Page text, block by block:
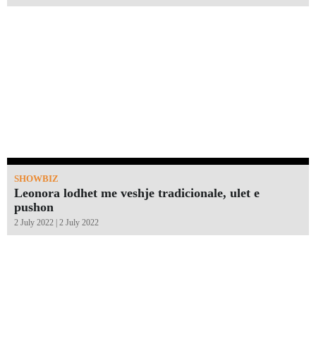
SHOWBIZ
Leonora lodhet me veshje tradicionale, ulet e
pushon
2 July 2022 | 2 July 2022